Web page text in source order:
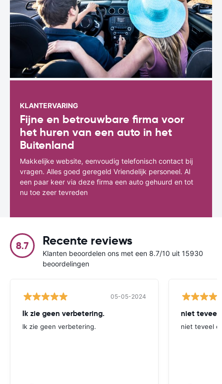
KLANTERVARING
Fijne en betrouwbare firma voor
het huren van een auto in het
Buitenland
Makkelijke website, eenvoudig telefonisch contact bij
vragen. Alles goed geregeld Vriendelijk personeel. Al
een paar keer via deze firma een auto gehuurd en tot
nu toe zeer tevreden
8.7 Recente reviews
Klanten beoordelen ons met een 8.7/10 uit 15930
beoordelingen
05-05-2024
Ik zie geen verbetering.
Ik zie geen verbetering.
niet teveel
niet teveel